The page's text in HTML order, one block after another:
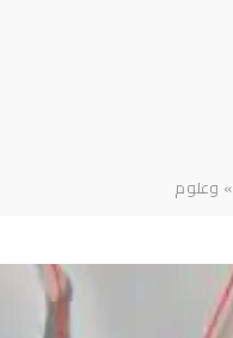
» وعلوم